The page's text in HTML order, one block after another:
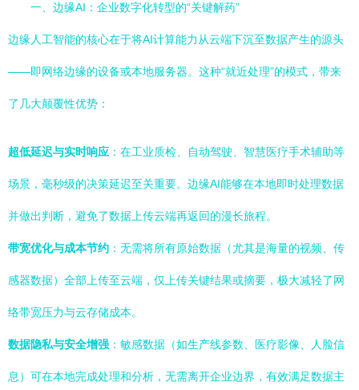
一、边缘AI：企业数字化转型的“关键解药”
边缘人工智能的核心在于将AI计算能力从云端下沉至数据产生的源头
——即网络边缘的设备或本地服务器。这种“就近处理”的模式，带来
了几大颠覆性优势：
超低延迟与实时响应 ：在工业质检、自动驾驶、智慧医疗手术辅助等
场景，毫秒级的决策延迟至关重要。边缘AI能够在本地即时处理数据
并做出判断，避免了数据上传云端再返回的漫长旅程。
带宽优化与成本节约 ：无需将所有原始数据（尤其是海量的视频、传
感器数据）全部上传至云端，仅上传关键结果或摘要，极大减轻了网
络带宽压力与云存储成本。
数据隐私与安全增强 ：敏感数据（如生产线参数、医疗影像、人脸信
息）可在本地完成处理和分析，无需离开企业边界，有效满足数据主